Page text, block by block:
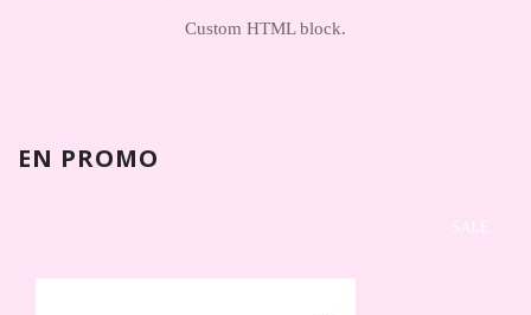
Custom HTML block.
EN PROMO
SALE